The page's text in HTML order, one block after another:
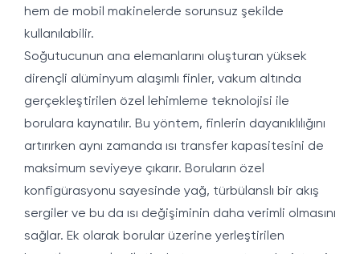
hem de mobil makinelerde sorunsuz şekilde
kullanılabilir.
Soğutucunun ana elemanlarını oluşturan yüksek
dirençli alüminyum alaşımlı finler, vakum altında
gerçekleştirilen özel lehimleme teknolojisi ile
borulara kaynatılır. Bu yöntem, finlerin dayanıklılığını
artırırken aynı zamanda ısı transfer kapasitesini de
maksimum seviyeye çıkarır. Boruların özel
konfigürasyonu sayesinde yağ, türbülanslı bir akış
sergiler ve bu da ısı değişiminin daha verimli olmasını
sağlar. Ek olarak borular üzerine yerleştirilen